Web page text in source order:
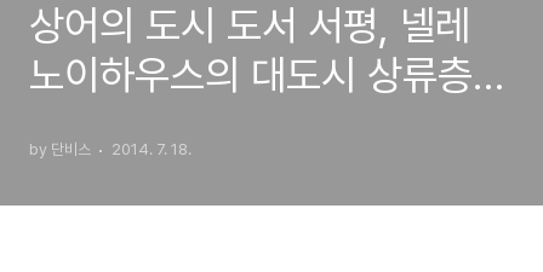
상어의 도시 도서 서평, 넬레
노이하우스의 대도시 상류층을
by 단비스 2014. 7. 18.